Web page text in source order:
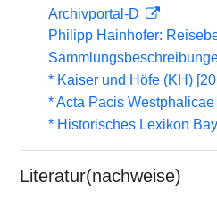
Archivportal-D
Philipp Hainhofer:
* Kaiser und Höfe (KH)
* Acta Pacis
* Historisches Lexikon
Literatur(nachweise)